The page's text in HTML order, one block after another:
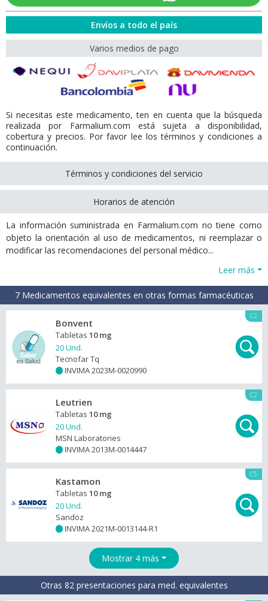
Envíos a todo el país
Varios medios de pago
Si necesitas este medicamento, ten en cuenta que la búsqueda
realizada por Farmalium.com está sujeta a disponibilidad,
cobertura y precios. Por favor lee los términos y condiciones a
continuación.
Términos y condiciones del servicio
Horarios de atención
La información suministrada en Farmalium.com no tiene como
objeto la orientación al uso de medicamentos, ni reemplazar o
modificar las recomendaciones del personal médico...
Leer más
7 Medicamentos equivalentes en otras formas farmacéuticas
C2
Bonvent
Tabletas 10 mg
20 Und.
Tecnofar Tq
INVIMA 2023M-0020990
C2
Leutrien
Tabletas 10 mg
20 Und.
MSN Laboratories
INVIMA 2013M-0014447
C5
Kastamon
Tabletas 10 mg
20 Und.
Sandoz
INVIMA 2021M-0013144-R1
Mostrar 4 más
Otras 82 presentaciones para med. equivalentes